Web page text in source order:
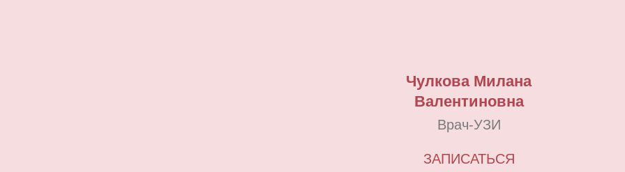
Чулкова Милана
Валентиновна
Врач-УЗИ
ЗАПИСАТЬСЯ